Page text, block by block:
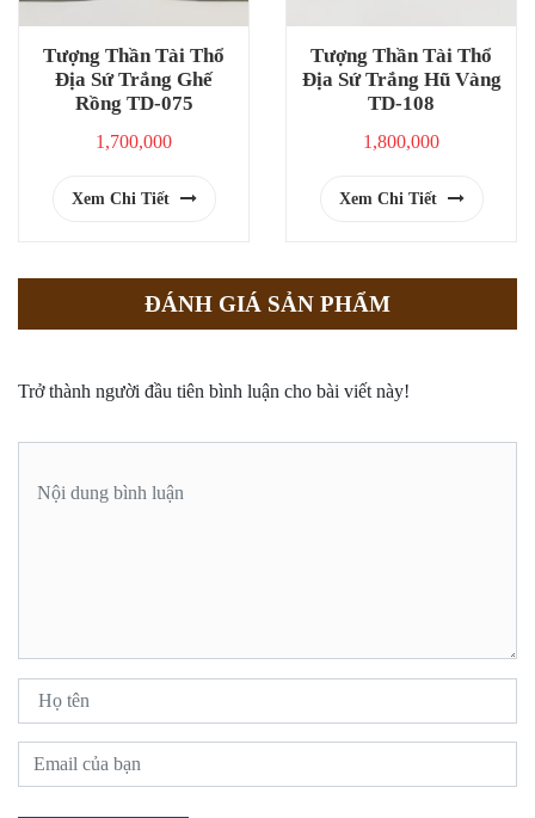
Tượng Thần Tài Thổ
Địa Sứ Trắng Ghế
Rồng TD-075
1,700,000
Xem Chi Tiết
Tượng Thần Tài Thổ
Địa Sứ Trắng Hũ Vàng
TD-108
1,800,000
Xem Chi Tiết
ĐÁNH GIÁ SẢN PHẨM
Trở thành người đầu tiên bình luận cho bài viết này!